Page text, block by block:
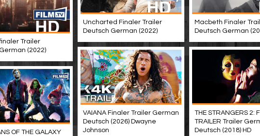
Uncharted Finaler Trailer
Deutsch German (2022)
Macbeth Finaler
Deutsch German
Trailer
(2022)
VAIANA Finaler Trailer German
Deutsch (2026) Dwayne
Johnson
THE STRANGERS 2:
TRAILER Trailer
Deutsch (2018) HD
OF THE GALAXY